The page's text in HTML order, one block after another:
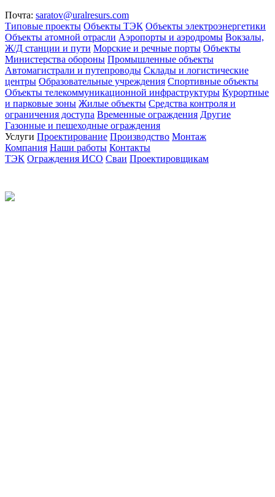
Почта: saratov@uralresurs.com
Типовые проекты Объекты ТЭК Объекты электроэнергетики
Объекты атомной отрасли Аэропорты и аэродромы Вокзалы,
Ж/Д станции и пути Морские и речные порты Объекты
Министерства обороны Промышленные объекты
Автомагистрали и путепроводы Склады и логистические
центры Образовательные учреждения Спортивные объекты
Объекты телекоммуникационной инфраструктуры Курортные
и парковые зоны Жилые объекты Средства контроля и
ограничения доступа Временные ограждения Другие
Газонные и пешеходные ограждения
Услуги Проектирование Производство Монтаж
Компания Наши работы Контакты
ТЭК Ограждения ИСО Сваи Проектировщикам